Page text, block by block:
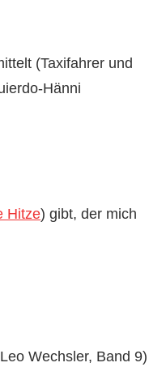
(Taxifahrer und
Hänni
Hitze) gibt, der mich
Wechsler, Band 9)